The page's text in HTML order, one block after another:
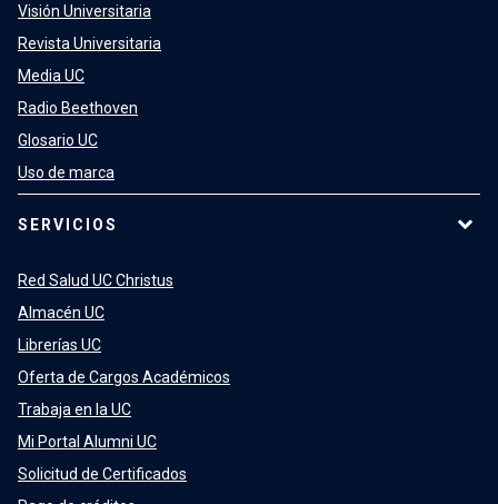
Visión Universitaria
Revista Universitaria
Media UC
Radio Beethoven
Glosario UC
Uso de marca
SERVICIOS
Red Salud UC Christus
Almacén UC
Librerías UC
Oferta de Cargos Académicos
Trabaja en la UC
Mi Portal Alumni UC
Solicitud de Certificados